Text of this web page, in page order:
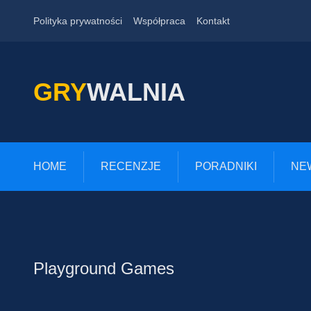
Polityka prywatności Współpraca Kontakt
GRYWALNIA
HOME RECENZJE PORADNIKI
Playground Games